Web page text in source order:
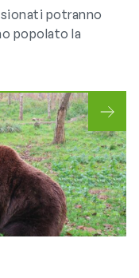
potranno
popolato la